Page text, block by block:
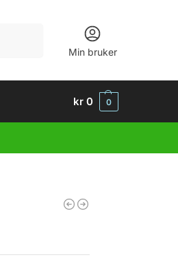
Min bruker
kr 0 0